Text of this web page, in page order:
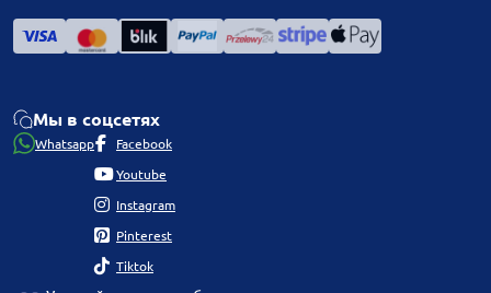
Мы в соцсетях
Whatsapp Facebook
Youtube
Instagram
Pinterest
Tiktok